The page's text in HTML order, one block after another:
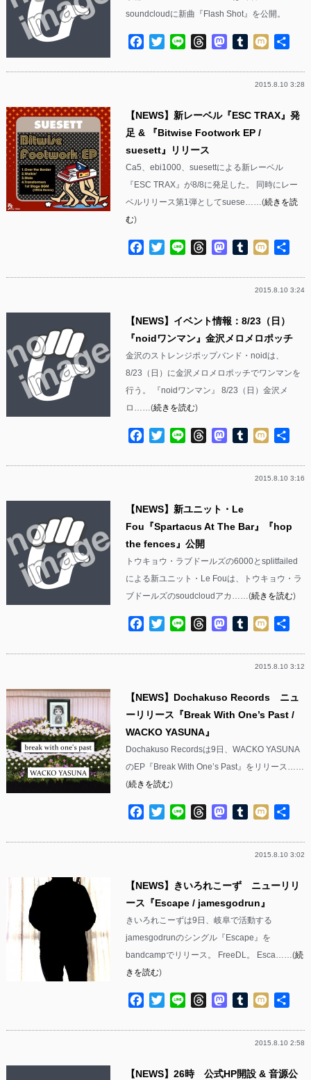
soundcloudに新曲『Flash Shot』を公開。
Facebook
TwitterLine ThreadsMastodon
Tumblr
Mixi
2015.8.10 3:28
【NEWS】新レーベル『ESC TRAX』発
足 & 『Bitwise Footwork EP /
suesett』リリース
Ca5、ebi1000、suesettによる新レーベル
『ESC TRAX』が8/8に発足した。 同時にレー
ベルリリース第1弾としてsuese……(続きを読
む)
Facebook
TwitterLine ThreadsMastodon
Tumblr
Mixi
2015.8.10 3:24
【NEWS】イベント情報：8/23（日）
『noidワンマン』金沢メロメロポッチ
金沢のストレンジポップバンド・noidは、
8/23（日）に金沢メロメロポッチでワンマンを
行う。 『noidワンマン』 8/23（日）金沢メ
ロ……(続きを読む)
Facebook
TwitterLine ThreadsMastodon
Tumblr
Mixi
2015.8.10 3:16
【NEWS】新ユニット・Le
Fou『Spartacus At The Bar』『hop
the fences』公開
トウキョウ・ラブドールズの6000とsplitfailed
による新ユニット・Le Fouは、トウキョウ・ラ
ブドールズのsoudcloudアカ……(続きを読む)
Facebook
TwitterLine ThreadsMastodon
Tumblr
Mixi
2015.8.10 3:12
【NEWS】Dochakuso Records ニュ
ーリリース『Break With One’s Past /
WACKO YASUNA』
Dochakuso Recordsは9日、WACKO YASUNA
のEP『Break With One’s Past』をリリース……
(続きを読む)
Facebook
TwitterLine ThreadsMastodon
Tumblr
Mixi
2015.8.10 3:02
【NEWS】きいろれこーず ニューリリ
ース『Escape / jamesgodrun』
きいろれこーずは9日、岐阜で活動する
jamesgodrunのシングル『Escape』を
bandcampでリリース。 FreeDL。 Esca……(続
きを読む)
Facebook
TwitterLine ThreadsMastodon
Tumblr
Mixi
2015.8.10 2:58
【NEWS】26時 公式HP開設 & 音源公